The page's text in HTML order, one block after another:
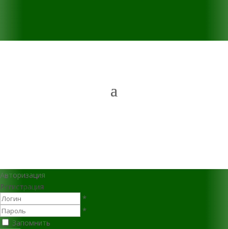
Авторизация
Регистрация
*
*
Запомнить